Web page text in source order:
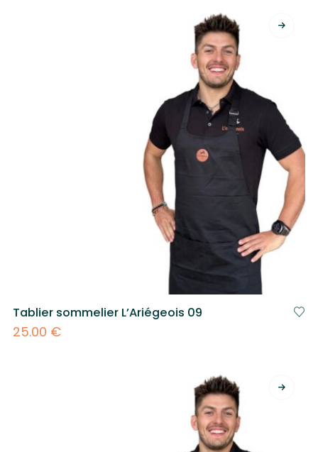
Tablier sommelier L’Ariégeois 09
25.00 €